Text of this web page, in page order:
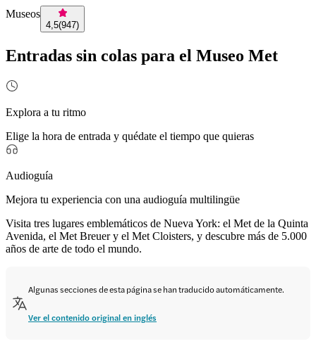
Museos
4,5(947)
Entradas sin colas para el Museo Met
Explora a tu ritmo
Elige la hora de entrada y quédate el tiempo que quieras
Audioguía
Mejora tu experiencia con una audioguía multilingüe
Visita tres lugares emblemáticos de Nueva York: el Met de la Quinta
Avenida, el Met Breuer y el Met Cloisters, y descubre más de 5.000
años de arte de todo el mundo.
Algunas secciones de esta página se han traducido automáticamente.
Ver el contenido original en inglés